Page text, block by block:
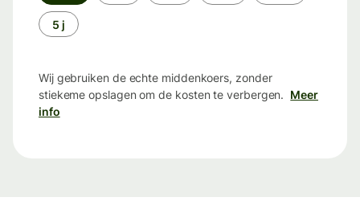
5 j
Wij gebruiken de echte middenkoers, zonder
stiekeme opslagen om de kosten te verbergen. Meer
info